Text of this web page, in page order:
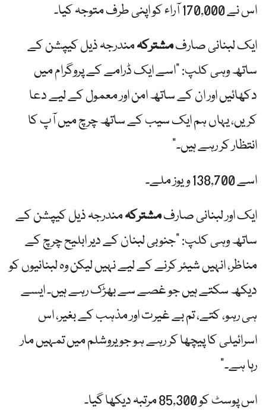
اس نے 170,000 آراء کو اپنی طرف متوجہ کیا۔
ایک لبنانی صارفمشترکہمندرجہ ذیل کیپشن کے
ساتھ وہی کلپ: "اسے ایک ڈرامے کے پروگرام میں
دکھائیں اور ان کے ساتھ امن اور معمول کے لیے دعا
کریں، یہاں ہم ایک سیب کے ساتھ چرچ میں آپ کا
انتظار کر رہے ہیں۔”
اسے 138,700 ویوز ملے۔
ایک اور لبنانی صارفمشترکہمندرجہ ذیل کیپشن کے
ساتھ وہی کلپ: "جنوبی لبنان کے دیر ابلیح چرچ کے
مناظر، انہیں شیئر کرنے کے لیے نہیں لیکن وہ لبنانیوں کو
دیکھ سکتے ہیں جو غصے سے بھڑک رہے ہیں۔ ایسے
ہی رہو، کتے، تم بے غیرت اور مذہب کے بغیر، اس
اسرائیلی کا پیچھا کر رہے ہو جو یروشلم میں تمہیں مار
رہا ہے۔”
اس پوسٹ کو 85,300 مرتبہ دیکھا گیا۔